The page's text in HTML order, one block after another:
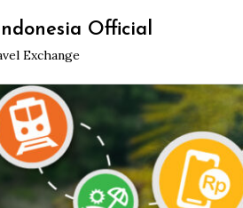
Official
Exchange